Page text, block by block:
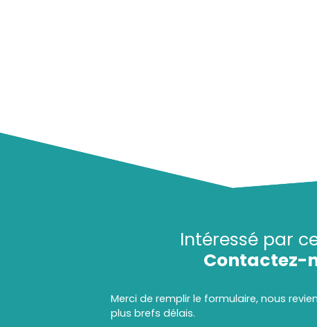
Intéressé par
Contactez-
Merci de remplir le formulaire, nous
plus brefs délais.